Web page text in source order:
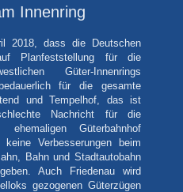
Innenring
2018, dass die Deutschen
Planfeststellung für die
Güter-Innenrings
für die gesamte
und Tempelhof, das ist
Nachricht für die
Güterbahnhof
Verbesserungen beim
Bahn und Stadtautobahn
Auch Friedenau wird
gezogenen Güterzügen